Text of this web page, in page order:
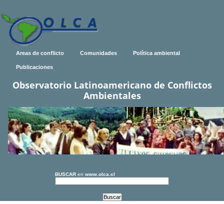
Areas de conflicto Comunidades Política ambiental
Publicaciones
Observatorio Latinoamericano de Conflictos
Ambientales
BUSCAR en www.olca.cl